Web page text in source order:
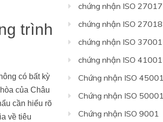
trình
có bất kỳ
của Châu
cần hiểu rõ
về tiêu
chứng nhận ISO 27017
chứng nhận ISO 27018
chứng nhận ISO 37001
chứng nhận ISO 41001
Chứng nhận ISO 45001
Chứng nhận ISO 50001
Chứng nhận ISO 9001